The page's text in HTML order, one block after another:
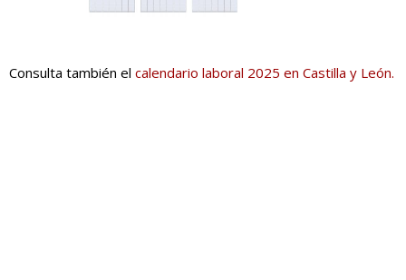
Consulta también el calendario laboral 2025 en Castilla y León.